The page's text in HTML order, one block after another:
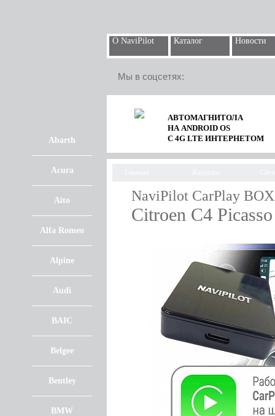
О NaviPilot Каталог Новости
Мы в соцсетях:
Abarth
Acura
Aito
Alfa Romeo
Alpine
Audi
BAIC
Belgee
Bentley
BMW
АВТОМАГНИТОЛА
НА ANDROID OS
С 4G LTE ИНТЕРНЕТОМ
NaviPilot CarPlay
Citroen C4